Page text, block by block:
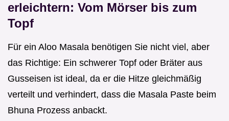
erleichtern: Vom Mörser bis zum
Topf
Für ein Aloo Masala benötigen Sie nicht viel, aber
das Richtige: Ein schwerer Topf oder Bräter aus
Gusseisen ist ideal, da er die Hitze gleichmäßig
verteilt und verhindert, dass die Masala Paste beim
Bhuna Prozess anbackt.